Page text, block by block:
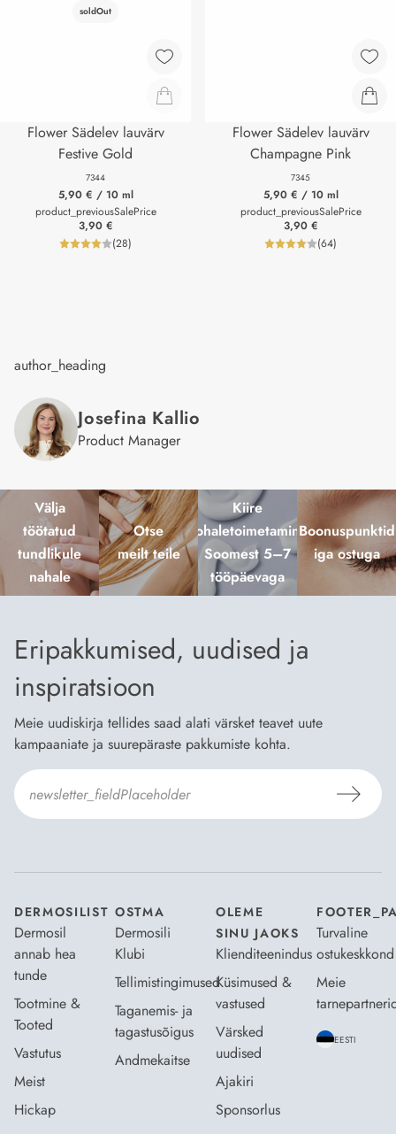
soldOut
Flower Sädelev lauvärv
Festive Gold
7344
5,90 € / 10 ml
product_previousSalePrice
3,90 €
product_reviewNumberLabel
(28)
Flower Sädelev lauvärv
Champagne Pink
7345
5,90 € / 10 ml
product_previousSalePrice
3,90 €
(64)
author_heading
Josefina Kallio
Product Manager
Välja
töötatud
tundlikule
nahale
Otse
meilt teile
Kiire
kohaletoimetamine
Soomest 5–7
tööpäevaga
Boonuspunktid
iga ostuga
Eripakkumised, uudised ja
inspiratsioon
Meie uudiskirja tellides saad alati värsket teavet uute
kampaaniate ja suurepäraste pakkumiste kohta.
DERMOSILIST
Dermosil
annab hea
tunde
Tootmine &
Tooted
Vastutus
Meist
Hickap
OSTMA
Dermosili
Klubi
Tellimistingimused
Taganemis- ja
tagastusõigus
Andmekaitse
OLEME
SINU JAOKS
Klienditeenindus
Küsimused &
vastused
Värsked
uudised
Ajakiri
Sponsorlus
Turvaline
ostukeskkond
Meie
EESTI